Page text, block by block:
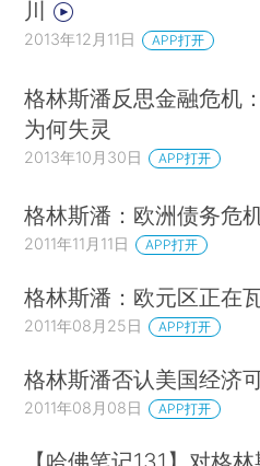
川
2013年12月11日 APP打开
格林斯潘反思金融危机
为何失灵
2013年10月30日 APP打开
格林斯潘：欧洲债务危
2011年11月11日 APP打开
格林斯潘：欧元区正在
2011年08月25日 APP打开
格林斯潘否认美国经济
2011年08月08日 APP打开